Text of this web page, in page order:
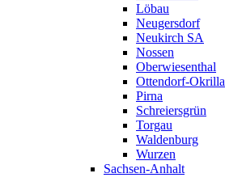
Löbau
Neugersdorf
Neukirch SA
Nossen
Oberwiesenthal
Ottendorf-Okrilla
Pirna
Schreiersgrün
Torgau
Waldenburg
Wurzen
Sachsen-Anhalt